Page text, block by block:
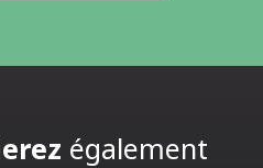
également